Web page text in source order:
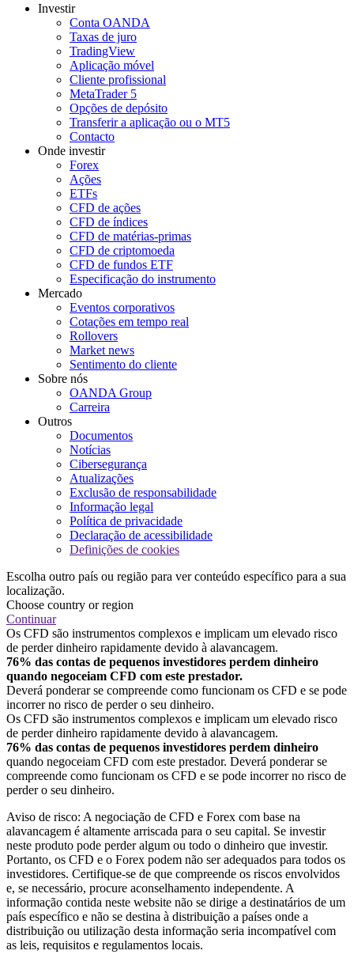
Investir
Conta OANDA
Taxas de juro
TradingView
Aplicação móvel
Cliente profissional
MetaTrader 5
Opções de depósito
Transferir a aplicação ou o MT5
Contacto
Onde investir
Forex
Ações
ETFs
CFD de ações
CFD de índices
CFD de matérias-primas
CFD de criptomoeda
CFD de fundos ETF
Especificação do instrumento
Mercado
Eventos corporativos
Cotações em tempo real
Rollovers
Market news
Sentimento do cliente
Sobre nós
OANDA Group
Carreira
Outros
Documentos
Notícias
Cibersegurança
Atualizações
Exclusão de responsabilidade
Informação legal
Política de privacidade
Declaração de acessibilidade
Definições de cookies
Escolha outro país ou região para ver conteúdo específico para a sua
localização.
Choose country or region
Continuar
Os CFD são instrumentos complexos e implicam um elevado risco
de perder dinheiro rapidamente devido à alavancagem.
76% das contas de pequenos investidores perdem dinheiro
quando negoceiam CFD com este prestador.
Deverá ponderar se compreende como funcionam os CFD e se pode
incorrer no risco de perder o seu dinheiro.
Os CFD são instrumentos complexos e implicam um elevado risco
de perder dinheiro rapidamente devido à alavancagem.
76% das contas de pequenos investidores perdem dinheiro
quando negoceiam CFD com este prestador. Deverá ponderar se
compreende como funcionam os CFD e se pode incorrer no risco de
perder o seu dinheiro.
Aviso de risco: A negociação de CFD e Forex com base na
alavancagem é altamente arriscada para o seu capital. Se investir
neste produto pode perder algum ou todo o dinheiro que investir.
Portanto, os CFD e o Forex podem não ser adequados para todos os
investidores. Certifique-se de que compreende os riscos envolvidos
e, se necessário, procure aconselhamento independente. A
informação contida neste website não se dirige a destinatários de um
país específico e não se destina à distribuição a países onde a
distribuição ou utilização desta informação seria incompatível com
as leis, requisitos e regulamentos locais.